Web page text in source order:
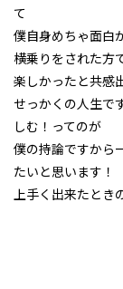
て
僕自身めちゃ面白
横乗りをされた方
楽しかったと共感
せっかくの人生で
しむ！ってのが
僕の持論ですから
たいと思います！
上手く出来たとき